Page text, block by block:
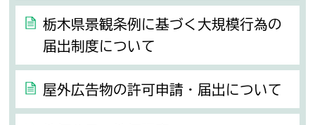
栃木県景観条例に基づく大規模行為の
届出制度について
屋外広告物の許可申請・届出について